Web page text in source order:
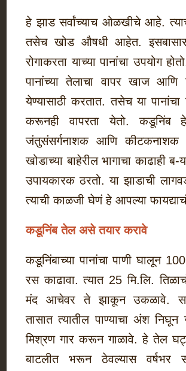
हे झाड सर्वांच्याच ओळखीचे आहे.
तसेच खोड औषधी आहेत.
रोगाकरता याच्या पानांचा उपयोग
पानांच्या तेलाचा वापर खाज
येण्यासाठी करतात. तसेच या
करूनही वापरता येतो. कडूनिंब
जंतुसंसर्गनाशक आणि कीटकनाशक
खोडाच्या बाहेरील भागाचा काढाही
उपायकारक ठरतो. या झाडाची
त्याची काळजी घेणं हे आपल्या
कडूनिंब तेल असे तयार करावे
कडूनिंबाच्या पानांचा पाणी घालून
रस काढावा. त्यात 25 मि.लि.
मंद आचेवर ते झाकून उकळावे.
तासात त्यातील पाण्याचा अंश
मिश्रण गार करून गाळावे. हे तेल
बाटलीत भरून ठेवल्यास वर्षभर